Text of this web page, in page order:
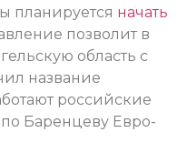
планируется начать
позволит в
область с
название
российские
по Баренцеву Евро-